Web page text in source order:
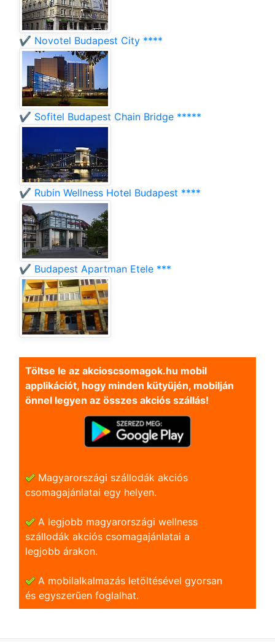
✔️ Novotel Budapest City ****
✔️ Sofitel Budapest Chain Bridge *****
✔️ Rubin Wellness Hotel Budapest ****
✔️ Budapest Apartman Etele ***
Töltse le az akcioscsomagok.hu mobil
applikációt, hogy minden kütyüjén, mobilján
önnel legyen az összes akciós szállás!
Magyarországi szállodák akciós
csomagajánlatai egy helyen.
A legjobb magyarországi wellness
szállodák akciós csomagajánlatai a
legjobb árakon.
A mobilalkalmazás letöltésével gyorsan
és egyszerũen foglalhat.